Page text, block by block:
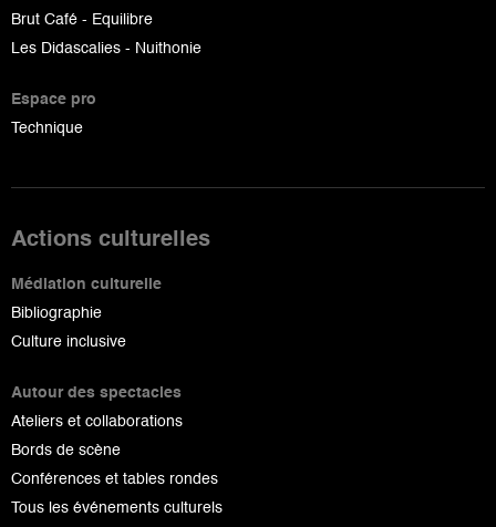
Brut Café - Equilibre
Les Didascalies - Nuithonie
Espace pro
Technique
Actions culturelles
Médiation culturelle
Bibliographie
Culture inclusive
Autour des spectacles
Ateliers et collaborations
Bords de scène
Conférences et tables rondes
Tous les événements culturels